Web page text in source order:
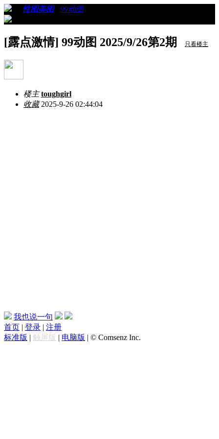
性图美图 99动图
[露点激情] 99动图 2025/9/26第2期 只看楼主
楼主 toughgirl
收藏2025-9-26 02:44:04
我也说一句
首页 | 登录 | 注册
标准版 | 触屏版 | 电脑版 | © Comsenz Inc.